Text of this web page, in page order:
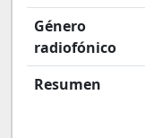
Género
radiofónico
Resumen